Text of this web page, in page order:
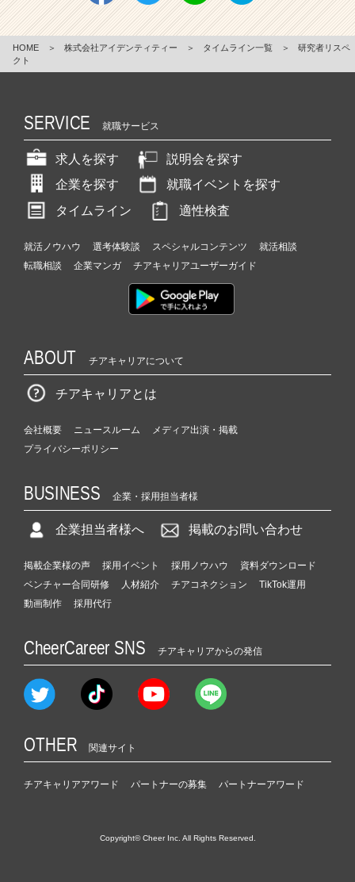
HOME ＞ 株式会社アイデンティティー ＞ タイムライン一覧 ＞
研究者リスペ
クト
SERVICE 就職サービス
求人を探す
説明会を探す
企業を探す
就職イベントを探す
タイムライン
適性検査
就活ノウハウ 選考体験談 スペシャルコンテンツ
就活相談
転職相談
企業マンガ チアキャリアユーザーガイド
ABOUT チアキャリアについて
チアキャリアとは
会社概要 ニュースルーム
メディア出演・掲載
プライバシーポリシー
BUSINESS 企業・採用担当者様
企業担当者様へ 掲載のお問い合わせ
掲載企業様の声 採用イベント 採用ノウハウ
資料ダウンロード
ベンチャー合同研修
人材紹介 チアコネクション
TikTok運用
動画制作
採用代行
CheerCareer SNS チアキャリアからの発信
OTHER 関連サイト
チアキャリアアワード パートナーの募集 パートナーアワード
Copyright© Cheer Inc. All Rights Reserved.